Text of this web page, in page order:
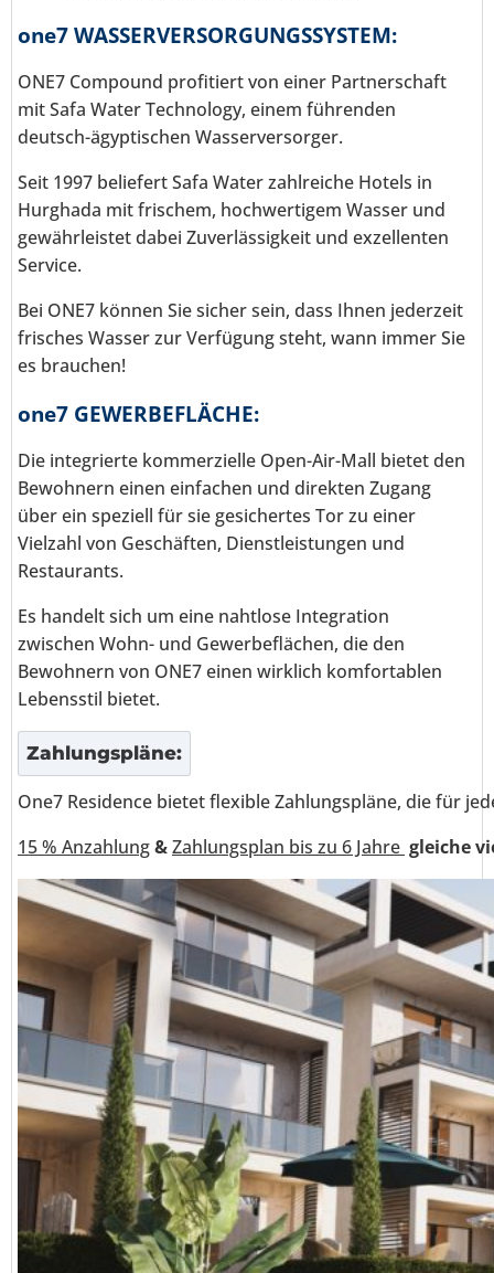
one7 WASSERVERSORGUNGSSYSTEM:
ONE7 Compound profitiert von einer Partnerschaft
mit Safa Water Technology, einem führenden
deutsch-ägyptischen Wasserversorger.
Seit 1997 beliefert Safa Water zahlreiche Hotels in
Hurghada mit frischem, hochwertigem Wasser und
gewährleistet dabei Zuverlässigkeit und exzellenten
Service.
Bei ONE7 können Sie sicher sein, dass Ihnen jederzeit
frisches Wasser zur Verfügung steht, wann immer Sie
es brauchen!
one7 GEWERBEFLÄCHE:
Die integrierte kommerzielle Open-Air-Mall bietet den
Bewohnern einen einfachen und direkten Zugang
über ein speziell für sie gesichertes Tor zu einer
Vielzahl von Geschäften, Dienstleistungen und
Restaurants.
Es handelt sich um eine nahtlose Integration
zwischen Wohn- und Gewerbeflächen, die den
Bewohnern von ONE7 einen wirklich komfortablen
Lebensstil bietet.
Zahlungspläne:
One7 Residence bietet flexible Zahlungspläne, die für
15 % Anzahlung&Zahlungsplan bis zu 6 Jahre gleiche